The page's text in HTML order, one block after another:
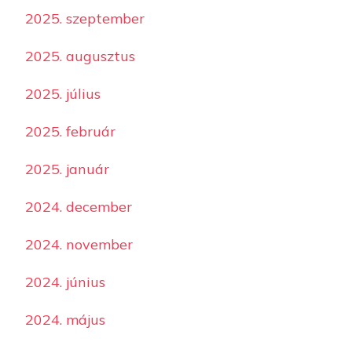
2025. szeptember
2025. augusztus
2025. július
2025. február
2025. január
2024. december
2024. november
2024. június
2024. május